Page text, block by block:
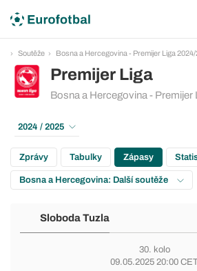
Soutěže Bosna a Hercegovina - Premijer Liga
Premijer Liga
Bosna a Hercegovina - Premijer
2024 / 2025
Zprávy Tabulky Zápasy
Bosna a Hercegovina: Další soutěže
Sloboda Tuzla
30. kolo
09.05.2025 20:00